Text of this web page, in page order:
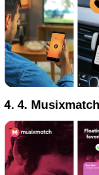
4. 4. Musixmatch